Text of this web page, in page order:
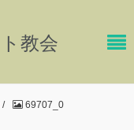
教会
/ 69707_0